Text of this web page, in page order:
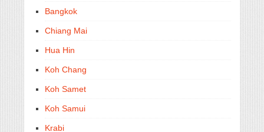
Bangkok
Chiang Mai
Hua Hin
Koh Chang
Koh Samet
Koh Samui
Krabi